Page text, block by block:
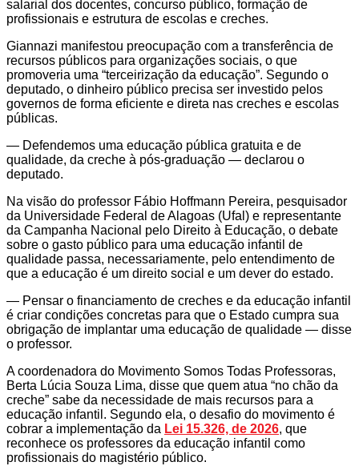
salarial dos docentes, concurso público, formação de
profissionais e estrutura de escolas e creches.
Giannazi manifestou preocupação com a transferência de
recursos públicos para organizações sociais, o que
promoveria uma “terceirização da educação”. Segundo o
deputado, o dinheiro público precisa ser investido pelos
governos de forma eficiente e direta nas creches e escolas
públicas.
— Defendemos uma educação pública gratuita e de
qualidade, da creche à pós-graduação ­— declarou o
deputado.
Na visão do professor Fábio Hoffmann Pereira, pesquisador
da Universidade Federal de Alagoas (Ufal) e representante
da Campanha Nacional pelo Direito à Educação, o debate
sobre o gasto público para uma educação infantil de
qualidade passa, necessariamente, pelo entendimento de
que a educação é um direito social e um dever do estado.
— Pensar o financiamento de creches e da educação infantil
é criar condições concretas para que o Estado cumpra sua
obrigação de implantar uma educação de qualidade — disse
o professor.
A coordenadora do Movimento Somos Todas Professoras,
Berta Lúcia Souza Lima, disse que quem atua “no chão da
creche” sabe da necessidade de mais recursos para a
educação infantil. Segundo ela, o desafio do movimento é
cobrar a implementação da Lei 15.326, de 2026, que
reconhece os professores da educação infantil como
profissionais do magistério público.